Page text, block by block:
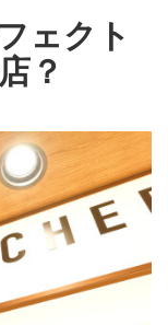
ェクト
？